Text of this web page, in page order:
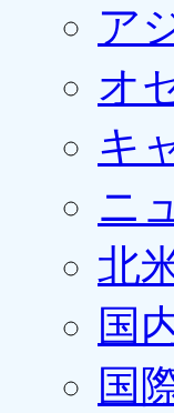
ア
オ
キ
ニ
北
国
国